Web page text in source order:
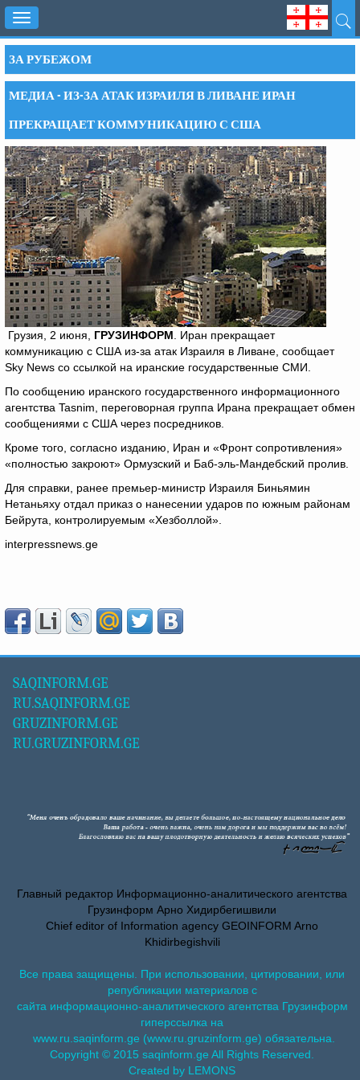
Toggle
navigation
ЗА РУБЕЖОМ
МЕДИА - ИЗ-ЗА АТАК ИЗРАИЛЯ В ЛИВАНЕ ИРАН
ПРЕКРАЩАЕТ КОММУНИКАЦИЮ С США
Грузия, 2 июня, ГРУЗИНФОРМ . Иран прекращает
коммуникацию с США из-за атак Израиля в Ливане, сообщает
Sky News со ссылкой на иранские государственные СМИ.
По сообщению иранского государственного информационного
агентства Tasnim, переговорная группа Ирана прекращает обмен
сообщениями с США через посредников.
Кроме того, согласно изданию, Иран и «Фронт сопротивления»
«полностью закроют» Ормузский и Баб-эль-Мандебский пролив.
Для справки, ранее премьер-министр Израиля Биньямин
Нетаньяху отдал приказ о нанесении ударов по южным районам
Бейрута, контролируемым «Хезболлой».
interpressnews.ge
SAQINFORM.GE
RU.SAQINFORM.GE
GRUZINFORM.GE
RU.GRUZINFORM.GE
Главный редактор Информационно-аналитического агентства
Грузинформ Арно Хидирбегишвили
Chief editor of Information agency GEOINFORM Arno
Khidirbegishvili
Все права защищены. При использовании, цитировании, или
републикации материалов с
сайта информационно-аналитического агентства Грузинформ
гиперссылка на
www.ru.saqinform.ge (www.ru.gruzinform.ge) обязательна.
Copyright © 2015 saqinform.ge All Rights Reserved.
Created by LEMONS